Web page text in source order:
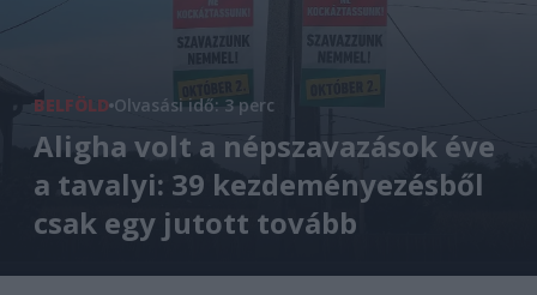
BELFÖLD Olvasási idő: 3 perc
Aligha volt a népszavazások éve
a tavalyi: 39 kezdeményezésből
csak egy jutott tovább